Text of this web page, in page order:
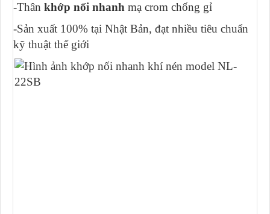
-Thân khớp nối nhanh mạ crom chống gỉ
-Sản xuất 100% tại Nhật Bản, đạt nhiều tiêu chuẩn
kỹ thuật thế giới